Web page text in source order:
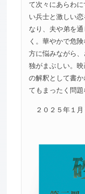
て次々にあらわ
い兵士と激しい
なり、夫や弟を
く。華やかで危
方に悩みながら
独がまぶしい。
の解釈として書
てもまったく問題
２０２５年１月